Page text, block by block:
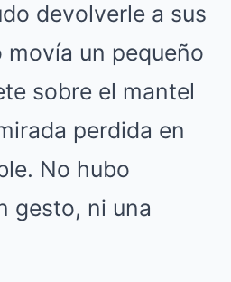
devolverle a sus
movía un pequeño
sobre el mantel
perdida en
No hubo
gesto, ni una